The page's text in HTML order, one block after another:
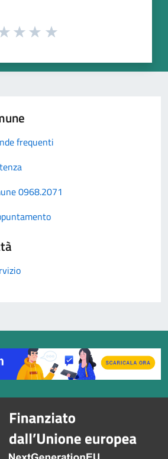
frequenti
0968.2071